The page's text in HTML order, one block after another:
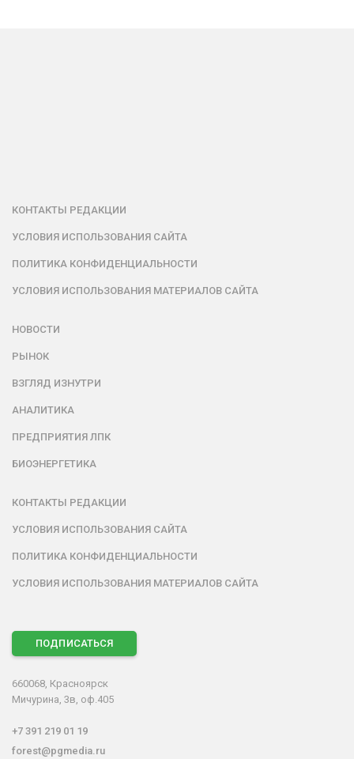
КОНТАКТЫ РЕДАКЦИИ
УСЛОВИЯ ИСПОЛЬЗОВАНИЯ САЙТА
ПОЛИТИКА КОНФИДЕНЦИАЛЬНОСТИ
УСЛОВИЯ ИСПОЛЬЗОВАНИЯ МАТЕРИАЛОВ САЙТА
НОВОСТИ
РЫНОК
ВЗГЛЯД ИЗНУТРИ
АНАЛИТИКА
ПРЕДПРИЯТИЯ ЛПК
БИОЭНЕРГЕТИКА
КОНТАКТЫ РЕДАКЦИИ
УСЛОВИЯ ИСПОЛЬЗОВАНИЯ САЙТА
ПОЛИТИКА КОНФИДЕНЦИАЛЬНОСТИ
УСЛОВИЯ ИСПОЛЬЗОВАНИЯ МАТЕРИАЛОВ САЙТА
ПОДПИСАТЬСЯ
660068, Красноярск
Мичурина, 3в, оф.405
+7 391 219 01 19
forest@pgmedia.ru